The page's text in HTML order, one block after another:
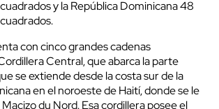
y la República Dominicana 48
con cinco grandes cadenas
Central, que abarca la parte
se extiende desde la costa sur de la
en el noroeste de Haití, donde se le
du Nord. Esa cordillera posee el